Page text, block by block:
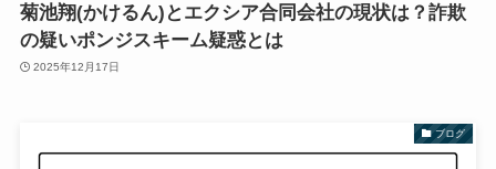
菊池翔(かけるん)とエクシア合同会社の現状は？詐欺
の疑いポンジスキーム疑惑とは
2025年12月17日
ブログ